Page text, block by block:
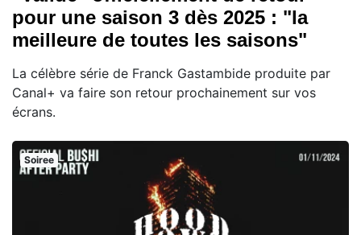
pour une saison 3 dès 2025 : "la
meilleure de toutes les saisons"
La célèbre série de Franck Gastambide produite par
Canal+ va faire son retour prochainement sur vos
écrans.
Soiree